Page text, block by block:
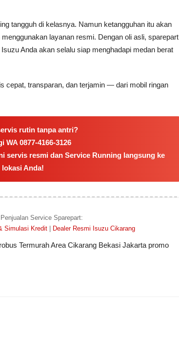
tangguh di kelasnya. Namun ketangguhan itu akan
layanan resmi. Dengan oli asli, sparepart
Anda akan selalu siap menghadapi medan berat
cepat, transparan, dan terjamin — dari mobil ringan
rutin tanpa antri?
WA 0877-4166-3126
servis resmi dan Service Running langsung ke
lokasi Anda!
Service Sparepart:
Simulasi Kredit| Dealer Resmi Isuzu Cikarang
Termurah Area Cikarang Bekasi Jakarta promo